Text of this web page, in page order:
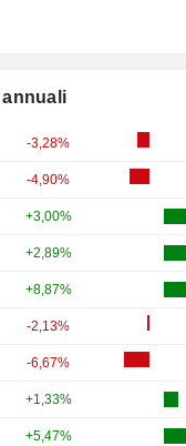
-3,28%
-4,90%
+3,00%
+2,89%
+8,87%
-2,13%
-6,67%
+1,33%
+5,47%